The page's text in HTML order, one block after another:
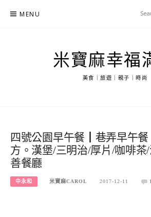
MENU
米寶麻幸福
美食｜旅遊｜親子｜時尚
四號公園早午餐┃巷弄早午餐
方。漢堡/三明治/厚片/咖啡茶
善餐廳
中永和 米寶麻CAROL 2017-12-11 1